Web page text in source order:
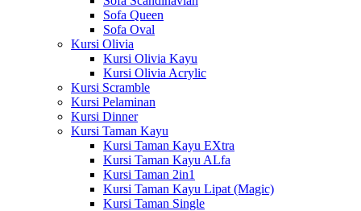
Sofa Queen
Sofa Oval
Kursi Olivia
Kursi Olivia Kayu
Kursi Olivia Acrylic
Kursi Scramble
Kursi Pelaminan
Kursi Dinner
Kursi Taman Kayu
Kursi Taman Kayu EXtra
Kursi Taman Kayu ALfa
Kursi Taman 2in1
Kursi Taman Kayu Lipat (Magic)
Kursi Taman Single